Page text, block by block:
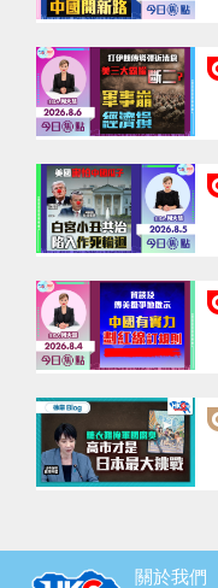
關於我們